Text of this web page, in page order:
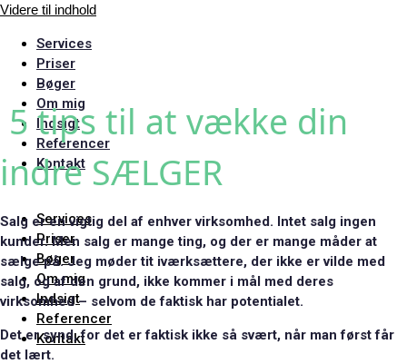
Videre til indhold
Services
Priser
Bøger
Om mig
Indsigt
Referencer
Kontakt
Services
Priser
Bøger
Om mig
Indsigt
Referencer
Kontakt
5 tips til at vække din
indre SÆLGER
Salg er en vigtig del af enhver virksomhed. Intet salg ingen
kunder. Men salg er mange ting, og der er mange måder at
sælge på. Jeg møder tit iværksættere, der ikke er vilde med
salg, og af den grund, ikke kommer i mål med deres
virksomhed – selvom de faktisk har potentialet.
Det er synd, for det er faktisk ikke så svært, når man først får
det lært.